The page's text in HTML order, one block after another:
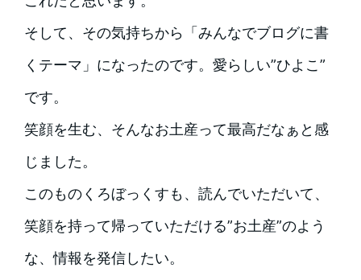
そして、その気持ちから「みんなでブログに書
くテーマ」になったのです。愛らしい”ひよこ”
です。
笑顔を生む、そんなお土産って最高だなぁと感
じました。
このものくろぼっくすも、読んでいただいて、
笑顔を持って帰っていただける”お土産”のよう
な、情報を発信したい。